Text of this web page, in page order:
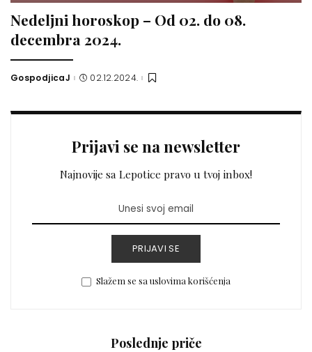
Nedeljni horoskop – Od 02. do 08.
decembra 2024.
Posted
GospodjicaJ 02.12.2024.
Prijavi se na newsletter
Najnovije sa Lepotice pravo u tvoj inbox!
PRIJAVI SE
Slažem se sa uslovima korišćenja
Poslednje priče